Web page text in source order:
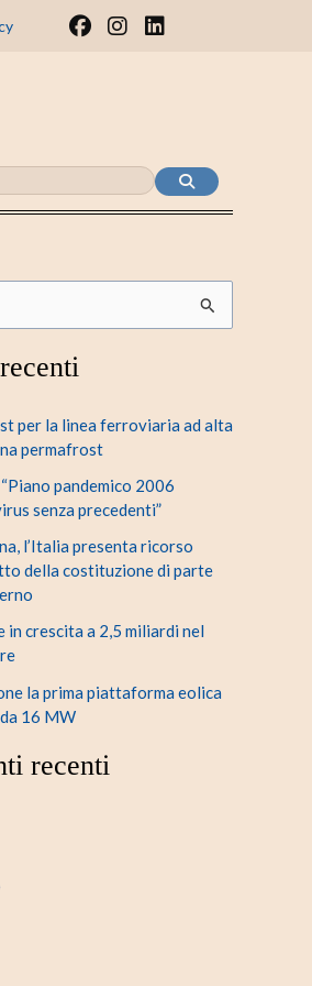
F
I
m
L
n
per la linea ferroviaria ad alta
permafrost
pandemico 2006
senza precedenti”
l’Italia presenta ricorso
della costituzione di parte
in crescita a 2,5 miliardi nel
la prima piattaforma eolica
16 MW
recenti